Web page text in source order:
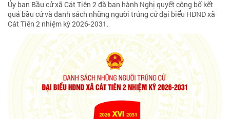
Ủy ban Bầu cử xã Cát Tiên 2 đã ban hành Nghị quyết công bố kết
quả bầu cử và danh sách những người trúng cử đại biểu HĐND xã
Cát Tiên 2 nhiệm kỳ 2026-2031.